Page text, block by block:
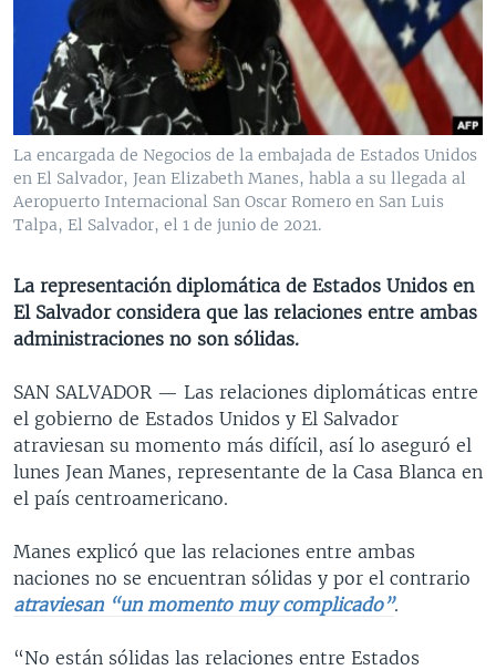
VENEZUELA
BRASIL
NICARAGUA
ECONOMÍA
ENTRETENIMIENTO Y CULTURA
TECNOLOGÍA
DEPORTES
CIENCIA Y SALUD
MULTIMEDIA
VIDEOS
FOTOGRAFÍA
AUDIOS
PROGRAMAS TV
EL MUNDO AL DÍA
FORO INTERAMERICANO
VISIÓN 360
LAS CLAVES
RADIO
AVANCE INFORMATIVO
AUDIONOTICIAS
BUENOS DÍAS AMÉRICA
EL MUNDO AL DÍA [RADIO]
FORO [RADIO]
NOTA ECONÓMICA
ENTRETENIMIENTO
DIRECT
DOCUMENTALES DE LA VOA
Learning English
SÍGANOS
Idiomas
La encargada de Negocios de la embajada de Estados Unidos
en El Salvador, Jean Elizabeth Manes, habla a su llegada al
Aeropuerto Internacional San Oscar Romero en San Luis
Talpa, El Salvador, el 1 de junio de 2021.
La representación diplomática de Estados Unidos en
El Salvador considera que las relaciones entre ambas
administraciones no son sólidas.
SAN SALVADOR — Las relaciones diplomáticas entre
el gobierno de Estados Unidos y El Salvador
atraviesan su momento más difícil, así lo aseguró el
lunes Jean Manes, representante de la Casa Blanca en
el país centroamericano.
Manes explicó que las relaciones entre ambas
naciones no se encuentran sólidas y por el contrario
atraviesan “un momento muy complicado”.
“No están sólidas las relaciones entre Estados